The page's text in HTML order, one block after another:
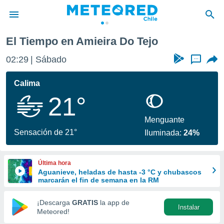
de
por
que se
calidad.
a este
las
y
forma
digital
basada
El Tiempo en Amieira Do Tejo
02:29 Sábado ...
Calima
21°
Sensación de 21°
Menguante
Iluminada:24%
Última hora
Aguanieve, heladas de hasta -3 °C y chubascos
marcarán el fin de semana en la RM
¡Descarga GRATIS la app de
Meteored!
Instalar